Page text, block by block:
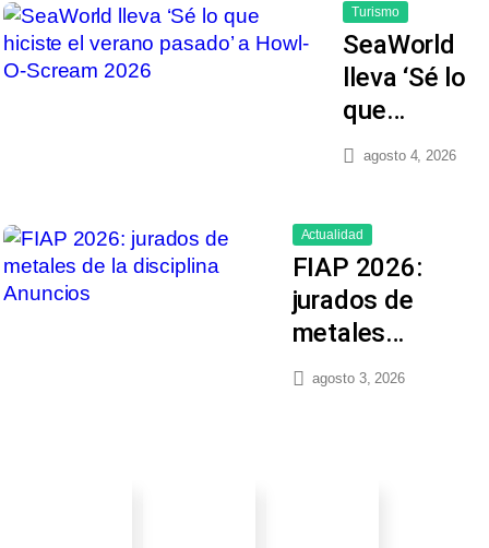
Turismo
SeaWorld
lleva ‘Sé lo
que…
agosto 4, 2026
Actualidad
FIAP 2026:
jurados de
metales…
agosto 3, 2026